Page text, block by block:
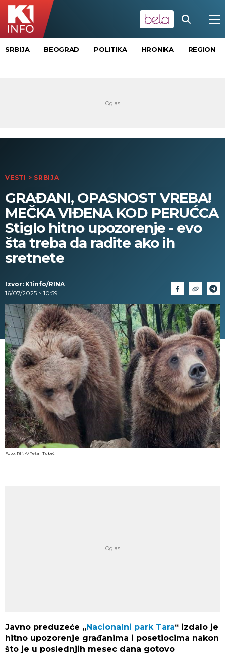
SRBIJA BEOGRAD POLITIKA HRONIKA REGION
VESTI > SRBIJA
GRAĐANI, OPASNOST VREBA!
MEČKA VIĐENA KOD PERUĆCA
Stiglo hitno upozorenje - evo
šta treba da radite ako ih
sretnete
Izvor: K1info/RINA
16/07/2025 > 10:59
Foto: RINA/Petar Tubić
Javno preduzeće „Nacionalni park Tara“ izdalo je
hitno upozorenje građanima i posetiocima nakon
što je u poslednjih mesec dana gotovo